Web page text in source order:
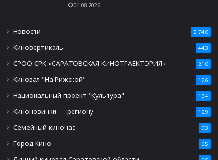
04.08.2026
Новости 2 740
Киновертикаль 443
СРОО СРК «САРАТОВСКАЯ КИНОТРАЕКТОРИЯ» 210
Кинозал "На Рижской" 196
Национальный проект "Культура" 134
Киноновинки — региону 129
Семейный киночас 93
Город Кино 65